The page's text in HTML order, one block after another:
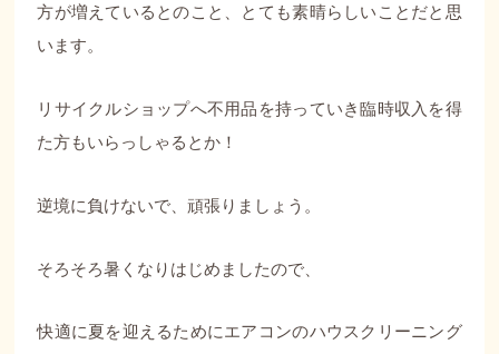
方が増えているとのこと、とても素晴らしいことだと思
います。
リサイクルショップへ不用品を持っていき臨時収入を得
た方もいらっしゃるとか！
逆境に負けないで、頑張りましょう。
そろそろ暑くなりはじめましたので、
快適に夏を迎えるためにエアコンのハウスクリーニング